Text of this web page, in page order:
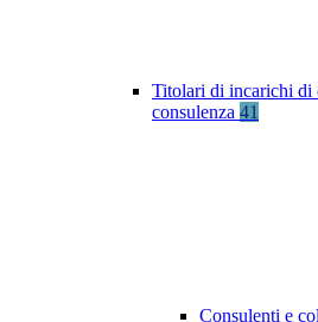
Titolari di incarichi di
consulenza 41
Consulenti e